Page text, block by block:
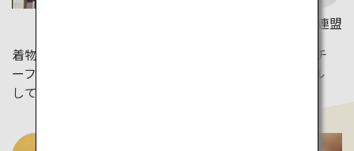
右：©石川県観光連盟
着物に使われる石川の染色技法、加賀友禅。草花をモチ
ーフにした柄が多いのが特徴です。春の着物をレンタル
して、金沢の街を散策してみて。